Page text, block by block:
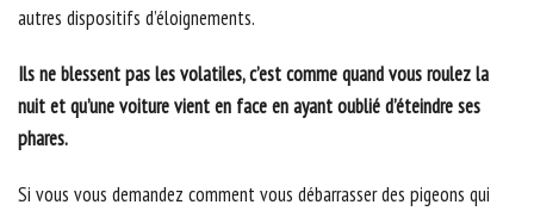
autres dispositifs d’éloignements.
Ils ne blessent pas les volatiles, c’est comme quand vous roulez la
nuit et qu’une voiture vient en face en ayant oublié d’éteindre ses
phares.
Si vous vous demandez comment vous débarrasser des pigeons qui